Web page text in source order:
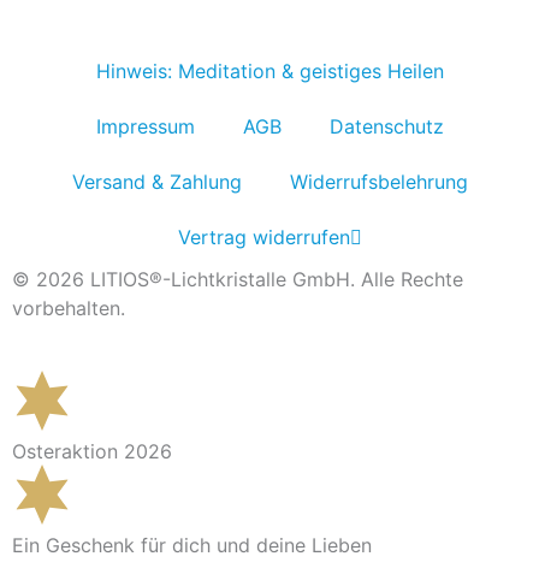
Hinweis: Meditation & geistiges Heilen
Impressum AGB Datenschutz
Versand & Zahlung Widerrufsbelehrung
Vertrag widerrufen
© 2026 LITIOS®-Lichtkristalle GmbH. Alle Rechte
vorbehalten.
Osteraktion 2026
Ein Geschenk für dich und deine Lieben